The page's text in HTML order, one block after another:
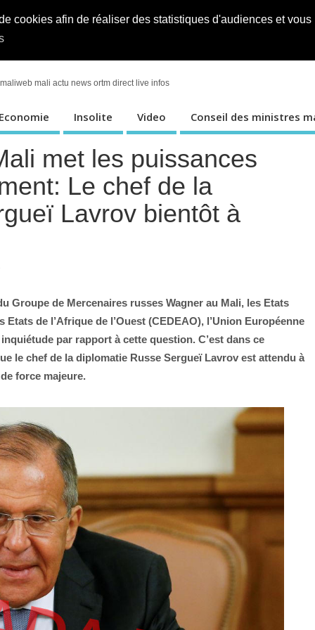
cookies afin de réaliser des statistiques d'audiences et
Faits divers ORTM en direct Sports
mali actu news ortm direct live infos
Insolite Video Conseil des ministres
met les puissances
Le chef de la
Lavrov bientôt à
Groupe de Mercenaires russes Wagner au Mali, les Etats
de l’Afrique de l’Ouest (CEDEAO), l’Union Européenne
par rapport à cette question. C’est dans ce
le chef de la diplomatie Russe Sergueï Lavrov est attendu à
force majeure.